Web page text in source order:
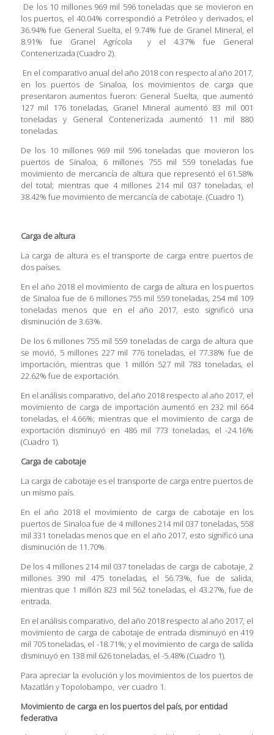
De los 10 millones 969 mil 596 toneladas que se movieron en
los puertos, el 40.04% correspondió a Petróleo y derivados, el
36.94% fue General Suelta, el 9.74% fue de Granel Mineral, el
8.91% fue Granel Agrícola y el 4.37% fue General
Contenerizada (Cuadro 2).
En el comparativo anual del año 2018 con respecto al año 2017,
en los puertos de Sinaloa, los movimientos de carga que
presentaron aumentos fueron: General Suelta, que aumentó
127 mil 176 toneladas, Granel Mineral aumentó 83 mil 001
toneladas y General Contenerizada aumentó 11 mil 880
toneladas.
De los 10 millones 969 mil 596 toneladas que movieron los
puertos de Sinaloa, 6 millones 755 mil 559 toneladas fue
movimiento de mercancía de altura que representó el 61.58%
del total; mientras que 4 millones 214 mil 037 toneladas, el
38.42% fue movimiento de mercancía de cabotaje. (Cuadro 1).
Carga de altura
La carga de altura es el transporte de carga entre puertos de
dos países.
En el año 2018 el movimiento de carga de altura en los puertos
de Sinaloa fue de 6 millones 755 mil 559 toneladas, 254 mil 109
toneladas menos que en el año 2017, esto significó una
disminución de 3.63%.
De los 6 millones 755 mil 559 toneladas de carga de altura que
se movió, 5 millones 227 mil 776 toneladas, el 77.38% fue de
importación, mientras que 1 millón 527 mil 783 toneladas, el
22.62% fue de exportación.
En el análisis comparativo, del año 2018 respecto al año 2017, el
movimiento de carga de importación aumentó en 232 mil 664
toneladas, el 4.66%; mientras que el movimiento de carga de
exportación disminuyó en 486 mil 773 toneladas, el -24.16%
(Cuadro 1).
Carga de cabotaje
La carga de cabotaje es el transporte de carga entre puertos de
un mismo país.
En el año 2018 el movimiento de carga de cabotaje en los
puertos de Sinaloa fue de 4 millones 214 mil 037 toneladas, 558
mil 331 toneladas menos que en el año 2017, esto significó una
disminución de 11.70%.
De los 4 millones 214 mil 037 toneladas de carga de cabotaje, 2
millones 390 mil 475 toneladas, el 56.73%, fue de salida,
mientras que 1 millón 823 mil 562 toneladas, el 43.27%, fue de
entrada.
En el análisis comparativo, del año 2018 respecto al año 2017, el
movimiento de carga de cabotaje de entrada disminuyó en 419
mil 705 toneladas, el -18.71%; y el movimiento de carga de salida
disminuyó en 138 mil 626 toneladas, el -5.48% (Cuadro 1).
Para apreciar la evolución y los movimientos de los puertos de
Mazatlán y Topolobampo, ver cuadro 1.
Movimiento de carga en los puertos del país, por entidad
federativa